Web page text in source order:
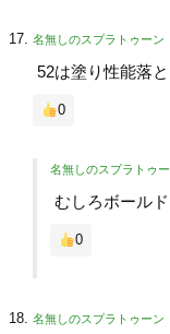
名無しのスプラトゥーン
52は塗り性能落
0
名無しのスプラトゥ
むしろボール
0
名無しのスプラトゥーン